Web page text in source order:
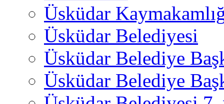
Üsküdar
Üsküdar Belediyesi
Üsküdar Belediye
Üsküdar Belediye